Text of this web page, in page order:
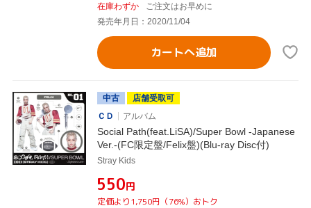
在庫わずか
ご注文はお早めに
発売年月日：2020/11/04
カートへ追加
中古
店舗受取可
ＣＤ
アルバム
Social Path(feat.LiSA)/Super Bowl -Japanese
Ver.-(FC限定盤/Felix盤)(Blu-ray Disc付)
Stray Kids
¥550円
定価より1,750円（76%）おトク